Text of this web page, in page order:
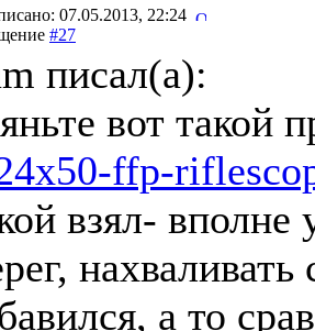
07.05.2013, 22:24
#27
писал(a):
вот такой
ffp-
взял-
а то